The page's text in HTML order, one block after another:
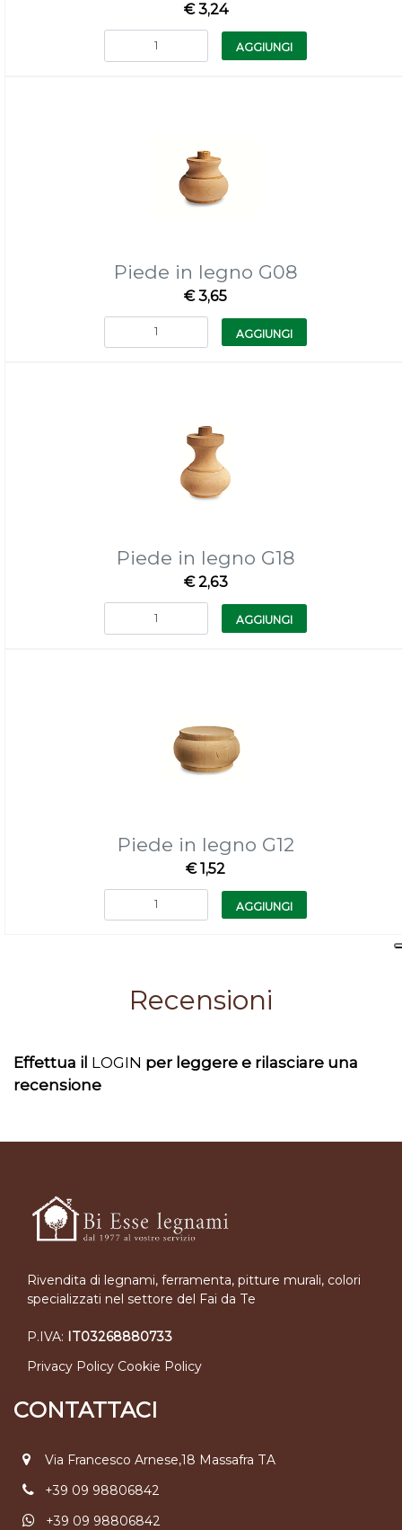
€ 3,24
Quantità
AGGIUNGI
Piede in legno G08
€ 3,65
Quantità
AGGIUNGI
Piede in legno G18
€ 2,63
Quantità
AGGIUNGI
Piede in legno G12
€ 1,52
Quantità
AGGIUNGI
Recensioni
Effettua il LOGIN per leggere e rilasciare una
recensione
Rivendita di legnami, ferramenta, pitture murali, colori
specializzati nel settore del Fai da Te
P.IVA: IT03268880733
Privacy Policy Cookie Policy
CONTATTACI
Via Francesco Arnese,18 Massafra TA
+39 09 98806842
+39 09 98806842